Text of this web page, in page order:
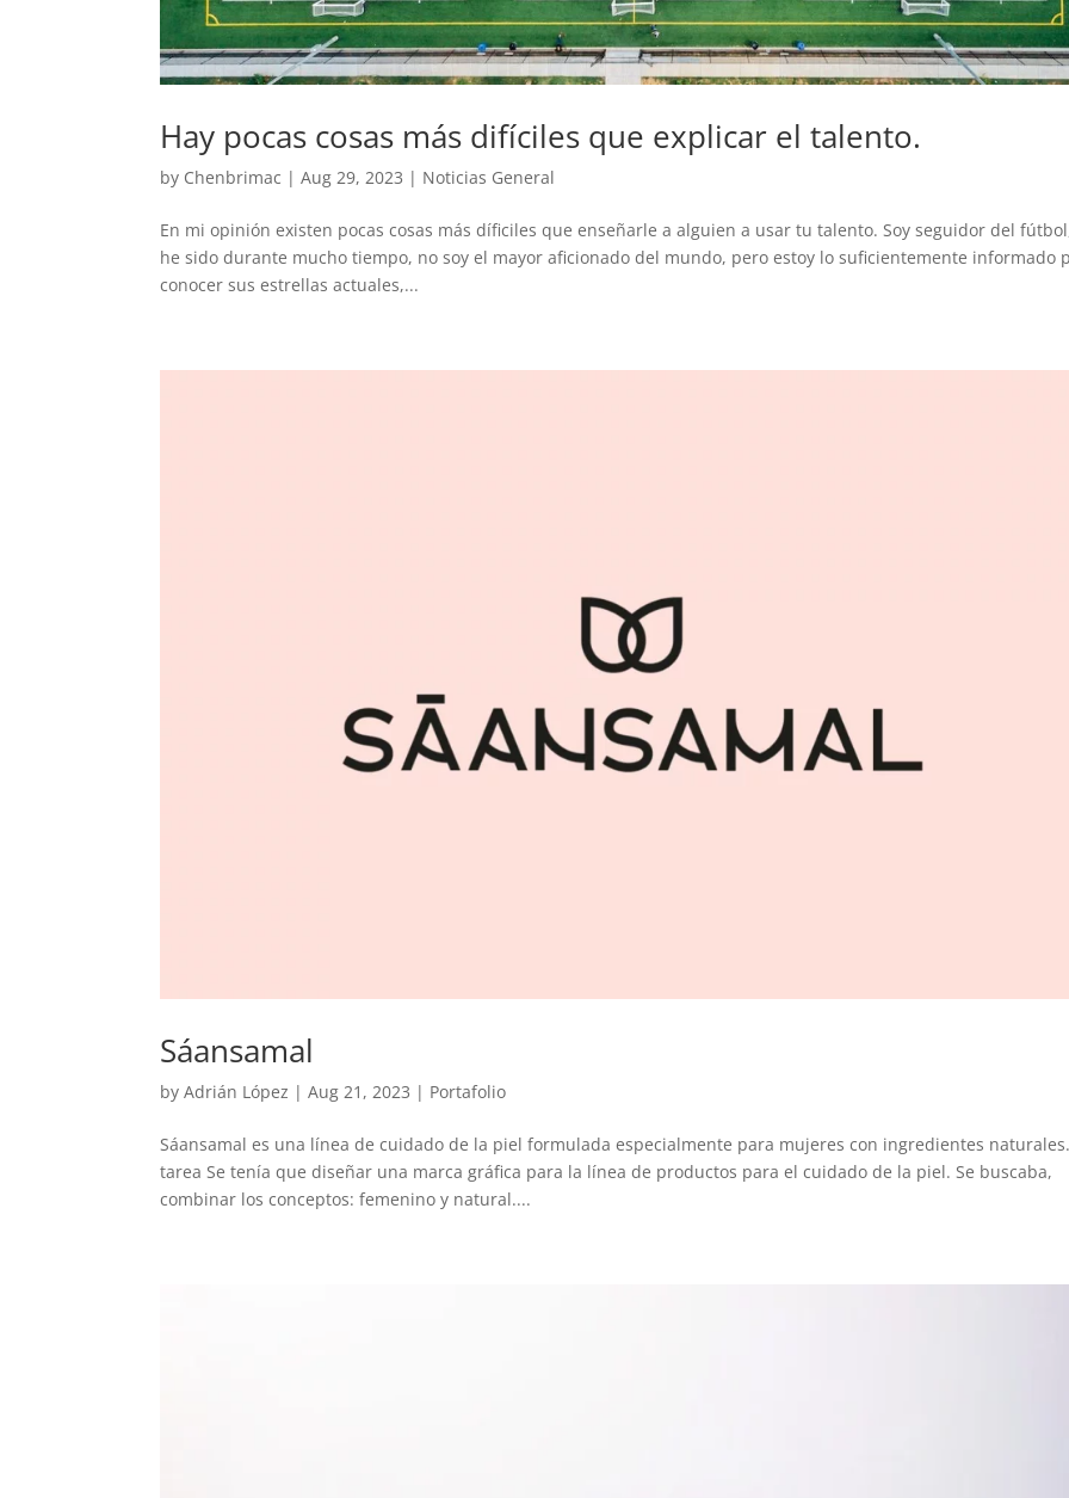
Hay pocas cosas más difíciles que explicar el talento.
by Chenbrimac |Aug 29, 2023 | Noticias General
En mi opinión existen pocas cosas más díficiles que enseñarle a alguien a usar tu talento. Soy seguidor del
he sido durante mucho tiempo, no soy el mayor aficionado del mundo, pero estoy lo suficientemente informado
conocer sus estrellas actuales,...
Sáansamal
byAdrián López |Aug 21, 2023 | Portafolio
Sáansamal es una línea de cuidado de la piel formulada especialmente para mujeres con ingredientes
tarea Se tenía que diseñar una marca gráfica para la línea de productos para el cuidado de la piel. Se buscaba,
combinar los conceptos: femenino y natural....